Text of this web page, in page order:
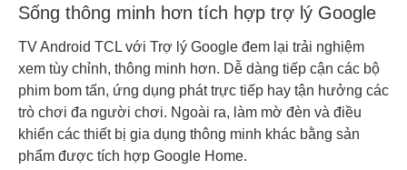
Sống thông minh hơn tích hợp trợ lý Google
TV Android TCL với Trợ lý Google đem lại trải nghiệm
xem tùy chỉnh, thông minh hơn. Dễ dàng tiếp cận các bộ
phim bom tấn, ứng dụng phát trực tiếp hay tận hưởng các
trò chơi đa người chơi. Ngoài ra, làm mờ đèn và điều
khiển các thiết bị gia dụng thông minh khác bằng sản
phẩm được tích hợp Google Home.